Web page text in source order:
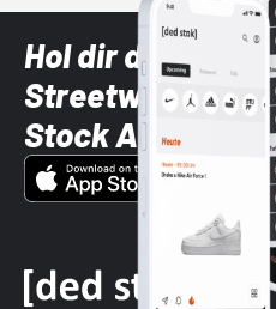
Hol dir die
Streetwear-
Stock App